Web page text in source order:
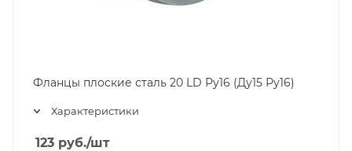
Фланцы плоские сталь 20 LD Ру16 (Ду15 Ру16)
Характеристики
123 руб./шт